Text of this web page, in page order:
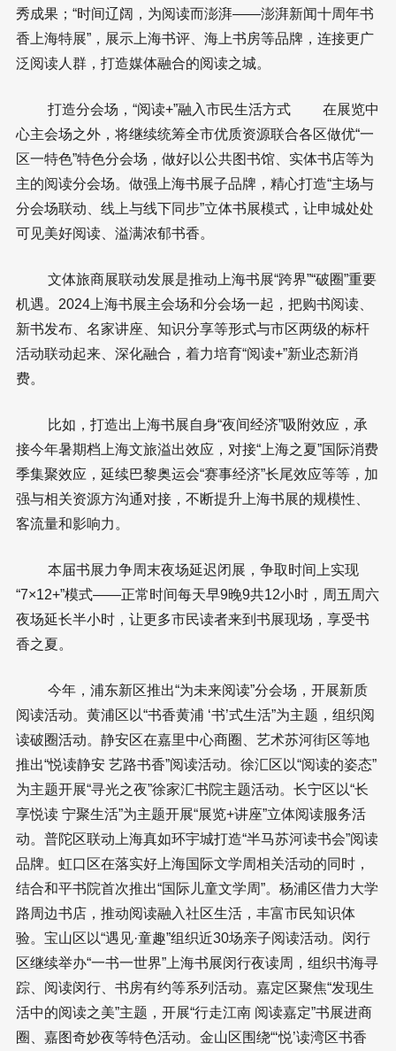
秀成果；“时间辽阔，为阅读而澎湃——澎湃新闻十周年书
香上海特展”，展示上海书评、海上书房等品牌，连接更广
泛阅读人群，打造媒体融合的阅读之城。
打造分会场，“阅读+”融入市民生活方式 在展览中
心主会场之外，将继续统筹全市优质资源联合各区做优“一
区一特色”特色分会场，做好以公共图书馆、实体书店等为
主的阅读分会场。做强上海书展子品牌，精心打造“主场与
分会场联动、线上与线下同步”立体书展模式，让申城处处
可见美好阅读、溢满浓郁书香。
文体旅商展联动发展是推动上海书展“跨界”“破圈”重要
机遇。2024上海书展主会场和分会场一起，把购书阅读、
新书发布、名家讲座、知识分享等形式与市区两级的标杆
活动联动起来、深化融合，着力培育“阅读+”新业态新消
费。
比如，打造出上海书展自身“夜间经济”吸附效应，承
接今年暑期档上海文旅溢出效应，对接“上海之夏”国际消费
季集聚效应，延续巴黎奥运会“赛事经济”长尾效应等等，加
强与相关资源方沟通对接，不断提升上海书展的规模性、
客流量和影响力。
本届书展力争周末夜场延迟闭展，争取时间上实现
“7×12+”模式——正常时间每天早9晚9共12小时，周五周六
夜场延长半小时，让更多市民读者来到书展现场，享受书
香之夏。
今年，浦东新区推出“为未来阅读”分会场，开展新质
阅读活动。黄浦区以“书香黄浦 ‘书’式生活”为主题，组织阅
读破圈活动。静安区在嘉里中心商圈、艺术苏河街区等地
推出“悦读静安 艺路书香”阅读活动。徐汇区以“阅读的姿态”
为主题开展“寻光之夜”徐家汇书院主题活动。长宁区以“长
享悦读 宁聚生活”为主题开展“展览+讲座”立体阅读服务活
动。普陀区联动上海真如环宇城打造“半马苏河读书会”阅读
品牌。虹口区在落实好上海国际文学周相关活动的同时，
结合和平书院首次推出“国际儿童文学周”。杨浦区借力大学
路周边书店，推动阅读融入社区生活，丰富市民知识体
验。宝山区以“遇见·童趣”组织近30场亲子阅读活动。闵行
区继续举办“一书一世界”上海书展闵行夜读周，组织书海寻
踪、阅读闵行、书房有约等系列活动。嘉定区聚焦“发现生
活中的阅读之美”主题，开展“行走江南 阅读嘉定”书展进商
圈、嘉图奇妙夜等特色活动。金山区围绕“‘悦’读湾区书香